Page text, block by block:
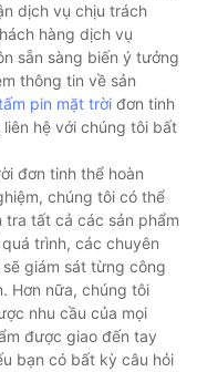
dịch vụ chịu trách
hàng dịch vụ
sẵn sàng biến ý tưởng
thông tin về sản
pin mặt trời đơn tinh
hệ với chúng tôi bất
đơn tinh thể hoàn
chúng tôi có thể
tất cả các sản phẩm
trình, các chuyên
giám sát từng công
Hơn nữa, chúng tôi
nhu cầu của mọi
được giao đến tay
bạn có bất kỳ câu hỏi